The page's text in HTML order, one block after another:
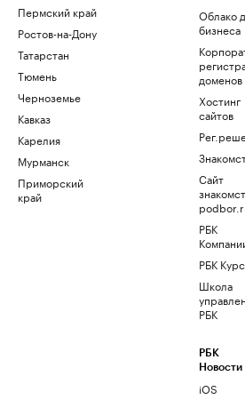
Пермский край
Ростов-на-Дону
Татарстан
Тюмень
Черноземье
Кавказ
Карелия
Мурманск
Приморский
край
Облако
бизнеса
доменов
Хостинг
сайтов
Сайт
РБК
РБК
Школа
РБК
РБК
Новости
iOS